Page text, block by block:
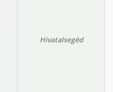
Hivatalsegéd